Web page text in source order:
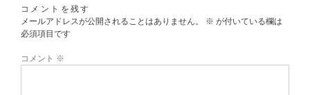
コメントを残す
メールアドレスが公開されることはありません。
※ が付いている欄は
必須項目です
コメント ※